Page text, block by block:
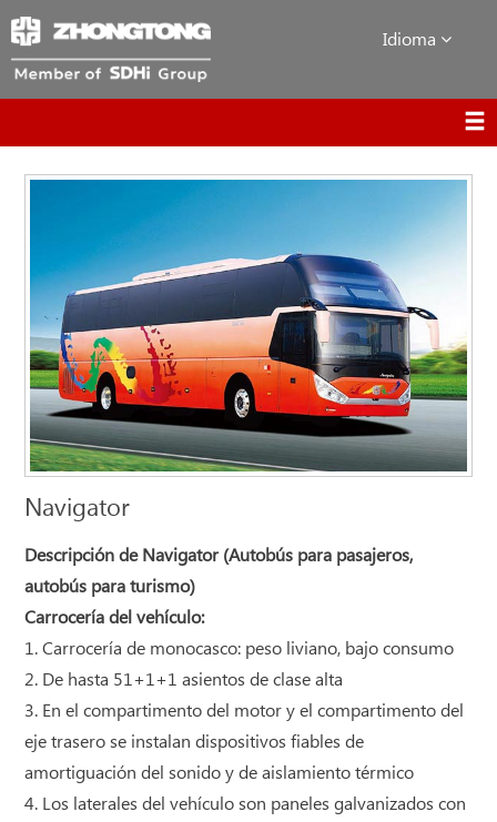
Idioma
Navigator
Descripción de Navigator (Autobús para pasajeros,
autobús para turismo)
Carrocería del vehículo:
1. Carrocería de monocasco: peso liviano, bajo consumo
2. De hasta 51+1+1 asientos de clase alta
3. En el compartimento del motor y el compartimento del
eje trasero se instalan dispositivos fiables de
amortiguación del sonido y de aislamiento térmico
4. Los laterales del vehículo son paneles galvanizados con